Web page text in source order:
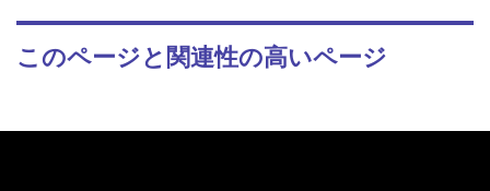
このページと関連性の高いページ